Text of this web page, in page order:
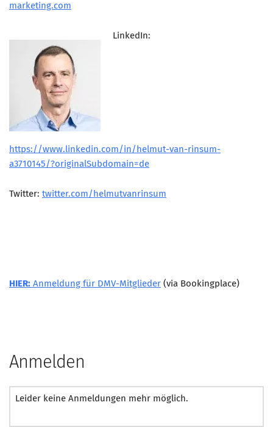
marketing.com
LinkedIn:
https://www.linkedin.com/in/helmut-van-rinsum-
a3710145/?originalSubdomain=de
Twitter: twitter.com/helmutvanrinsum
HIER: Anmeldung für DMV-Mitglieder (via Bookingplace)
Anmelden
Leider keine Anmeldungen mehr möglich.